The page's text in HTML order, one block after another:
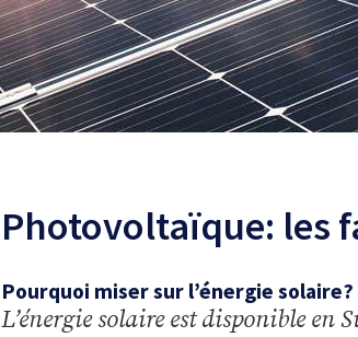
Photovoltaïque: les
Pourquoi miser sur l’énergie solaire?
L’énergie solaire est disponible en